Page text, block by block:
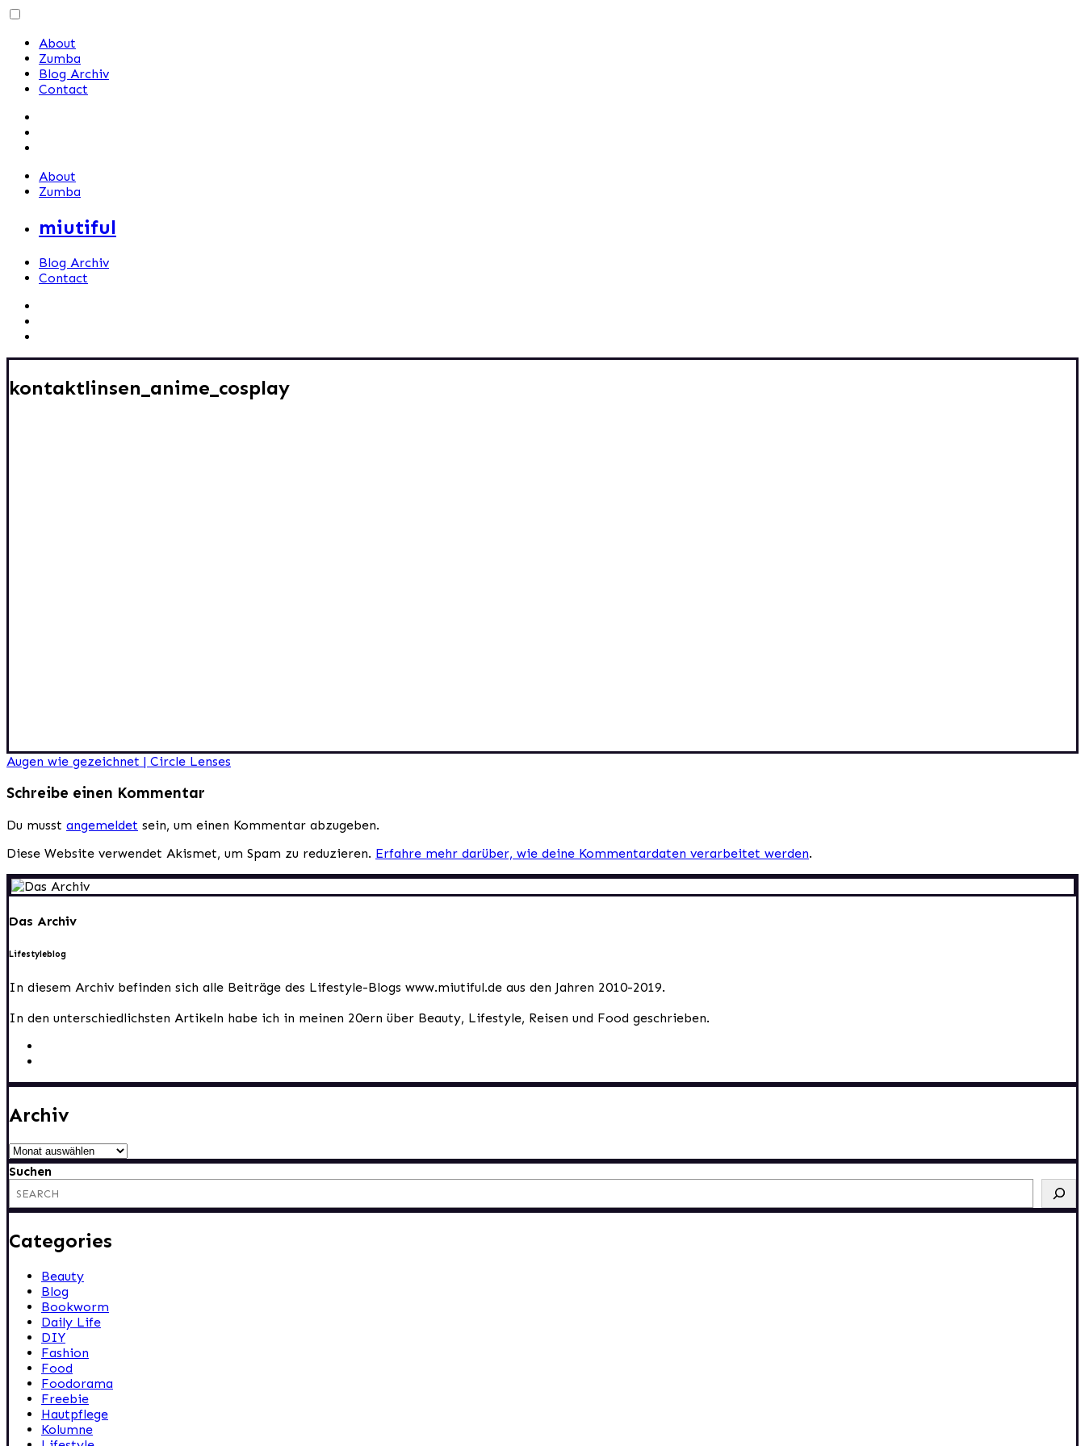
Skip
contentAbout
Zumba
Blog Archiv
Contact
About
Zumba
miutiful
Blog Archiv
Contact
kontaktlinsen_anime_cosplay
Beitragsnavigation
Augen wie gezeichnet | Circle Lenses
Schreibe einen Kommentar
Du musst angemeldet sein, um einen Kommentar abzugeben.
Diese Website verwendet Akismet, um Spam zu reduzieren. Erfahre mehr darüber, wie deine Kommentardaten verarbeitet werden.
Das Archiv
Lifestyleblog
In diesem Archiv befinden sich alle Beiträge des Lifestyle-Blogs www.miutiful.de aus den Jahren 2010-2019.
In den unterschiedlichsten Artikeln habe ich in meinen 20ern über Beauty, Lifestyle, Reisen und Food geschrieben.
Archiv
Archiv
Suchen
Categories
Beauty
Blog
Bookworm
Daily Life
DIY
Fashion
Food
Foodorama
Freebie
Hautpflege
Kolumne